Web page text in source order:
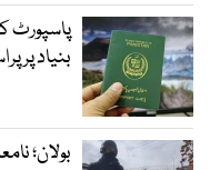
پاسپورٹ
بنیاد پر
بولان؛